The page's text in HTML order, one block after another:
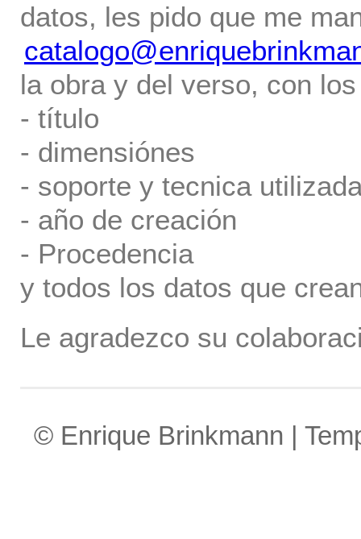
datos, les pido que me
la obra y del verso, con
- título
- dimensiónes
- soporte y tecnica
- año de creación
- Procedencia
y todos los datos que
Le agradezco su
© Enrique Brinkmann |